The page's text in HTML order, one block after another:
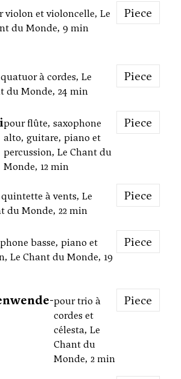
violon et violoncelle, Le
du Monde, 9 min
Piece
à cordes, Le
du Monde, 24 min
Piece
pour flûte, saxophone
alto, guitare, piano et
percussion, Le Chant du
Monde, 12 min
Piece
à vents, Le
du Monde, 22 min
Piece
basse, piano et
Le Chant du Monde, 19
Piece
pour trio à
cordes et
célesta, Le
Chant du
Monde, 2 min
Piece